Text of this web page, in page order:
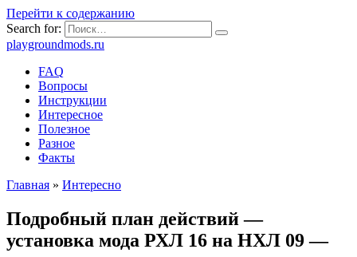
Перейти к содержанию
Search for:
playgroundmods.ru
FAQ
Вопросы
Инструкции
Интересное
Полезное
Разное
Факты
Главная » Интересно
Подробный план действий —
установка мода РХЛ 16 на НХЛ 09 —